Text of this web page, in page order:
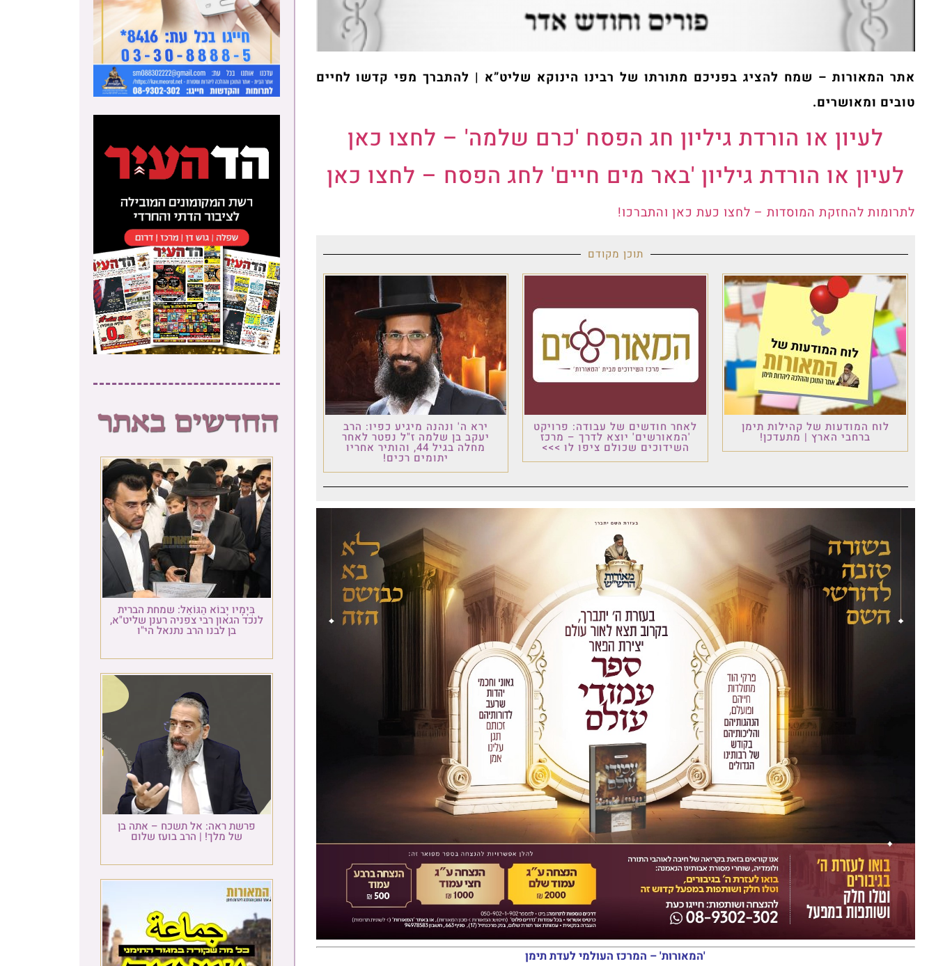
אתר המאורות – שמח להציג בפניכם מתורתו של רבינו הינוקא שליט”א | להתברך מפי קדשו לחיים
טובים ומאושרים.
לעיון או הורדת גיליון חג הפסח 'כרם שלמה' – לחצו כאן
לעיון או הורדת גיליון 'באר מים חיים' לחג הפסח – לחצו כאן
לתרומות להחזקת המוסדות – לחצו כעת כאן והתברכו!
תוכן מקודם
לוח המודעות של קהילות תימן
ברחבי הארץ | מתעדכן!
לאחר חודשים של עבודה: פרויקט
'המאורשים' יוצא לדרך – מרכז
השידוכים שכולם ציפו לו >>>
ירא ה' ונהנה מיגיע כפיו: הרב
יעקב בן שלמה ז"ל נפטר לאחר
מחלה בגיל 44, והותיר אחריו
יתומים רכים!
'המאורות' – המרכז העולמי לעדת תימן
בְּיָמָיו יָבוֹא הַגּוֹאֵל: שמחת הברית
לנכד הגאון רבי צפניה רענן שליט"א,
בן לבנו הרב נתנאל הי"ו
פרשת ראה: אל תשכח – אתה בן
של מלך! | הרב בועז שלום